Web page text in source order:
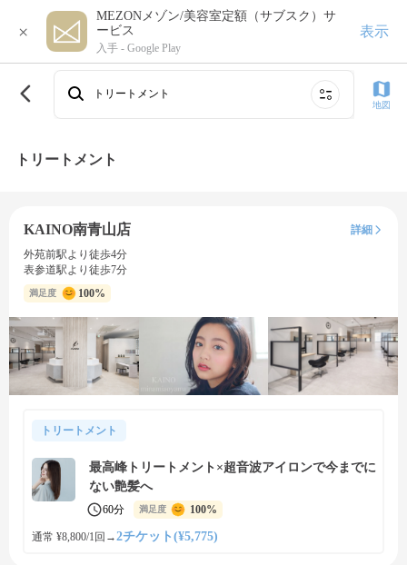
×
MEZONメゾン/美容室定額（サブスク）サ
ービス
入手 - Google Play
表示
トリートメント
地図
トリートメント
KAINO南青山店
詳細
外苑前駅より徒歩4分
表参道駅より徒歩7分
満足度 100%
トリートメント
最高峰トリートメント×超音波アイロンで今までに
ない艶髪へ
60分 満足度 100%
通常 ¥8,800/1回 →2チケット(¥5,775)